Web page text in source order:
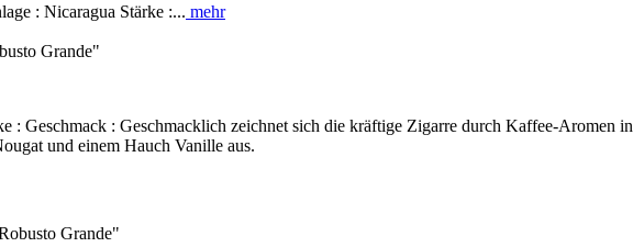
: Nicaragua Stärke :... mehr
Grande"
: Geschmack : Geschmacklich zeichnet sich die kräftige Zigarre durch Kaffee-Aromen in
und einem Hauch Vanille aus.
Grande"